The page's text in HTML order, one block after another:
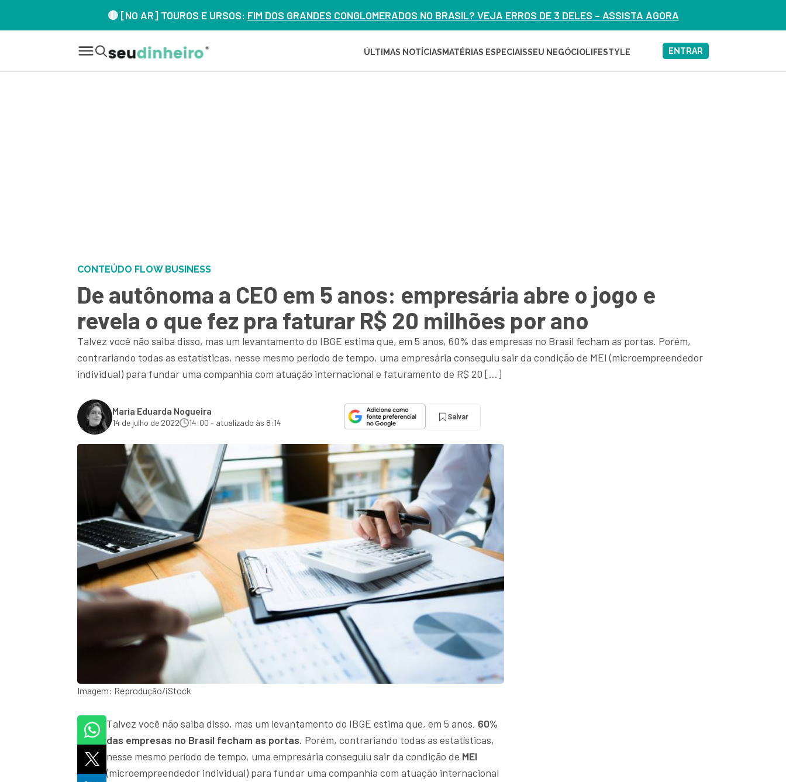
🔴 [NO AR] TOUROS E URSOS: FIM DOS GRANDES CONGLOMERADOS NO BRASIL? VEJA ERROS DE 3 DELES – ASSISTA AGORA
ÚLTIMAS NOTÍCIAS MATÉRIAS ESPECIAISSEU NEGÓCIOLIFESTYLE ENTRAR
CONTEÚDO FLOW BUSINESS
De autônoma a CEO em 5 anos: empresária abre o jogo e
revela o que fez pra faturar R$ 20 milhões por ano
Talvez você não saiba disso, mas um levantamento do IBGE estima que, em 5 anos, 60% das empresas no Brasil fecham as portas. Porém,
contrariando todas as estatísticas, nesse mesmo período de tempo, uma empresária conseguiu sair da condição de MEI (microempreendedor
individual) para fundar uma companhia com atuação internacional e faturamento de R$ 20 […]
Maria Eduarda Nogueira
14 de julho de 2022 14:00 - atualizado às 8:14
Salvar
Imagem: Reprodução/iStock
Talvez você não saiba disso, mas um levantamento do IBGE estima que, em 5 anos, 60%
das empresas no Brasil fecham as portas. Porém, contrariando todas as estatísticas,
nesse mesmo período de tempo, uma empresária conseguiu sair da condição de MEI
(microempreendedor individual) para fundar uma companhia com atuação internacional